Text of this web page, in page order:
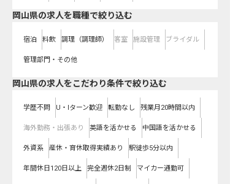
岡山県の求人を職種で絞り込む
宿泊 料飲 調理（調理師） 客室 施設管理 ブライダル
管理部門・その他
岡山県の求人をこだわり条件で絞り込む
学歴不問 U・Iターン歓迎 転勤なし 残業月20時間以内
海外勤務・出張あり 英語を活かせる 中国語を活かせる
外資系 産休・育休取得実績あり 駅徒歩5分以内
年間休日120日以上 完全週休2日制 マイカー通勤可